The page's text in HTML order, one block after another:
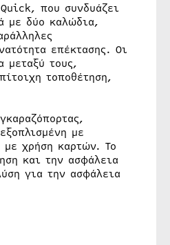
που συνδυάζει
με δύο καλώδια,
επέκτασης. Οι
μεταξύ τους,
τοποθέτηση,
με
χρήση καρτών. Το
και την ασφάλεια
για την ασφάλεια